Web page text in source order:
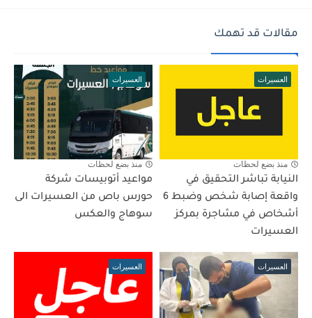
مقالات قد تهمك
العسيرات
منذ بضع لحظات
النيابة تباشر التحقيق في
واقعة إصابة شخص وضبط 6
أشخاص في مشاجرة بمركز
العسيرات
العسيرات
منذ بضع لحظات
مواعيد أتوبيسات شركة
حورس باص من العسيرات الى
سوهاج والعكس
العسيرات العسيرات